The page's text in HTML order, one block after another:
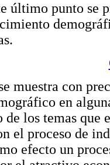
último punto se
muestra con
en
de los temas que
el proceso de
efecto un